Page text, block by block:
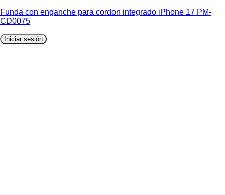
Funda con enganche para cordon integrado iPhone 17 PM-
CD0075
Iniciar sesión